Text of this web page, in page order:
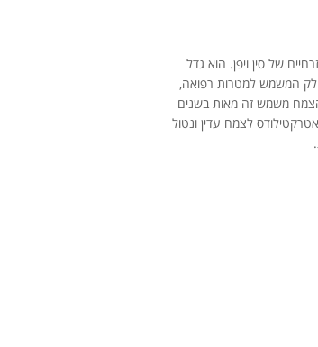
של סין ויפן. הוא גדל
המשמש למטרות רפואה,
משמש זה מאות בשנים
לצמח עדין ונטול